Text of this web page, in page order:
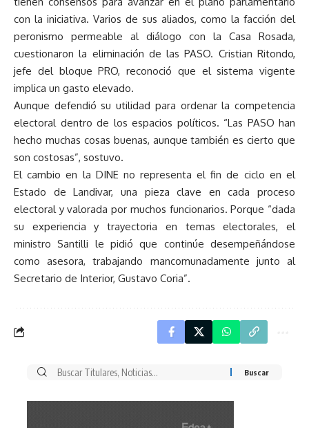
con la iniciativa. Varios de sus aliados, como la facción del
peronismo permeable al diálogo con la Casa Rosada,
cuestionaron la eliminación de las PASO. Cristian Ritondo,
jefe del bloque PRO, reconoció que el sistema vigente
implica un gasto elevado.
Aunque defendió su utilidad para ordenar la competencia
electoral dentro de los espacios políticos. “Las PASO han
hecho muchas cosas buenas, aunque también es cierto que
son costosas”, sostuvo.
El cambio en la DINE no representa el fin de ciclo en el
Estado de Landivar, una pieza clave en cada proceso
electoral y valorada por muchos funcionarios. Porque “dada
su experiencia y trayectoria en temas electorales, el
ministro Santilli le pidió que continúe desempeñándose
como asesora, trabajando mancomunadamente junto al
Secretario de Interior, Gustavo Coria”.
Buscar